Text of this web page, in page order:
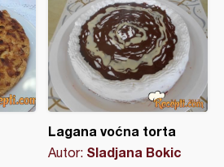
Lagana voćna torta
Autor: Sladjana Bokic